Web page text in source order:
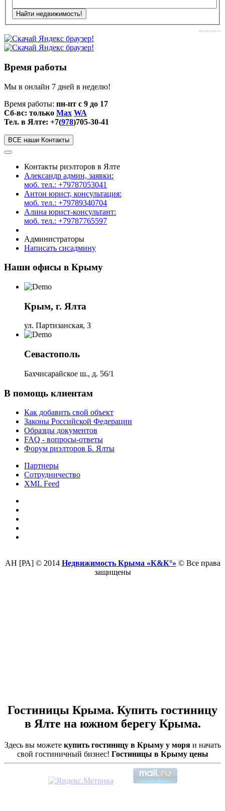
afisha-msk.ru
Время работы
Мы в онлайн 7 дней в неделю!
Время работы: пн-пт с 9 до 17
Сб-вс: только Max WA
Тел. в Ялте: +7(978)705-30-41
ВСЕ наши Контакты
Контакты риэлторов в Ялте
Александр админ, заявки:
моб. тел.: +79787053041
Антон юрист, консультация:
моб. тел.: +79789340704
Алина юрист-консультант:
моб. тел.: +79787765597
Администраторы
Написать сисадмину
Наши офисы в Крыму
Крым, г. Ялта
ул. Партизанская, 3
Севастополь
Бахчисарайское ш., д. 56/1
В помощь клиентам
Как добавить свой объект
Законы Российской Федерации
Образцы документов
FAQ - вопросы-ответы
Форум риэлторов Б. Ялты
Партнеры
Сотрудничество
XML Feed
АН [РА] © 2014 Недвижимость Крыма «К&К°» © Все права
защищены
Гостиницы Крыма. Купить гостиницу
в Ялте на южном берегу Крыма.
Здесь вы можете купить гостиницу в Крыму у моряи начать
свой гостиничный бизнес! Гостиницы в Крыму цены